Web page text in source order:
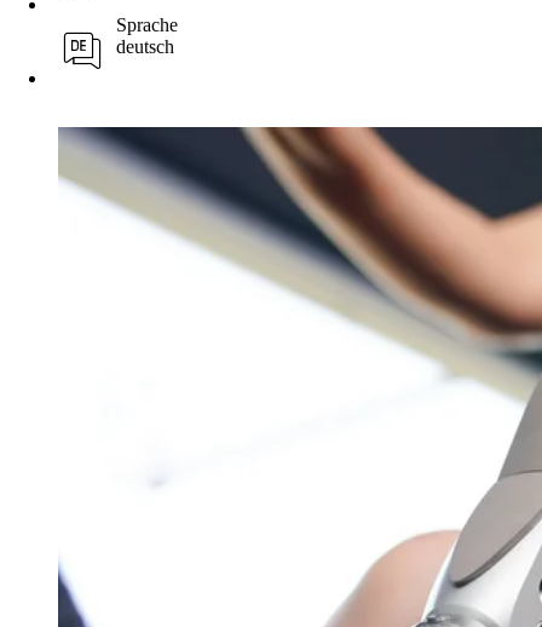
Sprache
deutsch